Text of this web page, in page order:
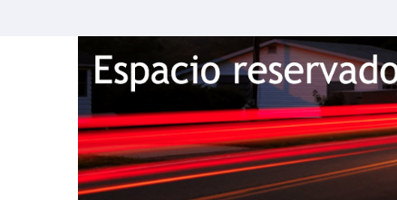
Revista Lo Ultimo